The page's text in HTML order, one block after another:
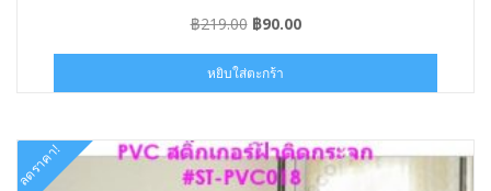
฿219.00 Original
was:
฿219.00.
฿90.00Current
฿90.00.
หยิบใส่ตะกร้า
ลดราคา!